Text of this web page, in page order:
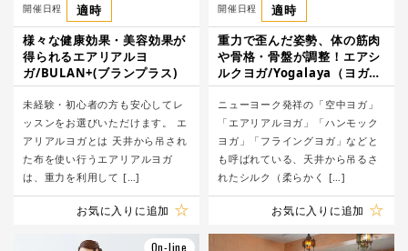
開催日程
適時
様々な健康効果・美容効果が
得られるエアリアルヨ
ガ/BULAN+(ブランプラス)
未経験・初心者の方も安心してレ
ッスンをお選びいただけます。 エ
アリアルヨガとは 天井から吊され
た布を使い行うエアリアルヨガ
は、重力を利用して […]
お気に入りに追加
開催日程
適時
重力で歪んだ姿勢、体の筋肉
や骨格・骨盤が調整！エアシ
ルクヨガ/Yogalaya（ヨガラ
ヤ）
ニューヨーク発祥の「空中ヨガ」
「エアリアルヨガ」「ハンモック
ヨガ」「フライングヨガ」などと
も呼ばれている、天井から吊るさ
れたシルク（柔らかく […]
お気に入りに追加
On-line